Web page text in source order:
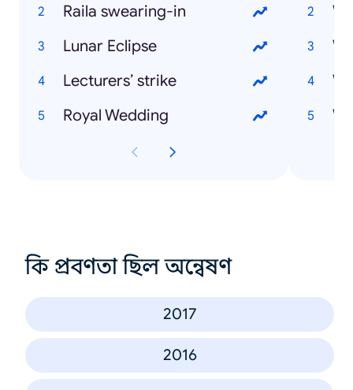
Raila swearing-in
Lunar Eclipse
Lecturers’ strike
Royal Wedding
কি প্রবণতা ছিল অন্বেষণ
2017
2016